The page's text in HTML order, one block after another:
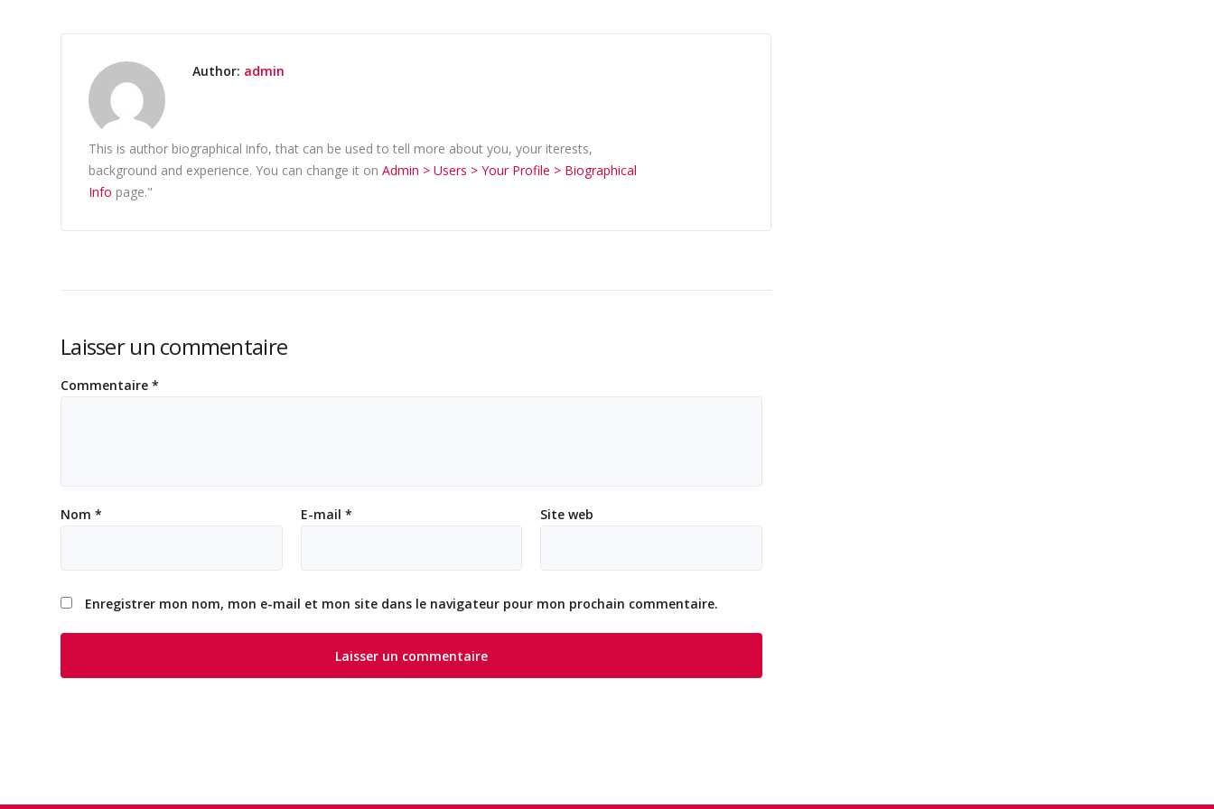
Author: admin
This is author biographical info, that can be used to tell more about you, your iterests,
background and experience. You can change it on Admin > Users > Your Profile > Biographical
Info page."
Laisser un commentaire
Commentaire *
Nom * E-mail * Site web
Enregistrer mon nom, mon e-mail et mon site dans le navigateur pour mon prochain commentaire.